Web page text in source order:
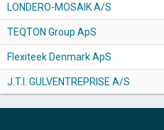
LONDERO-MOSAIK A/S
TEQTON Group ApS
Flexiteek Denmark ApS
J.T.I. GULVENTREPRISE A/S